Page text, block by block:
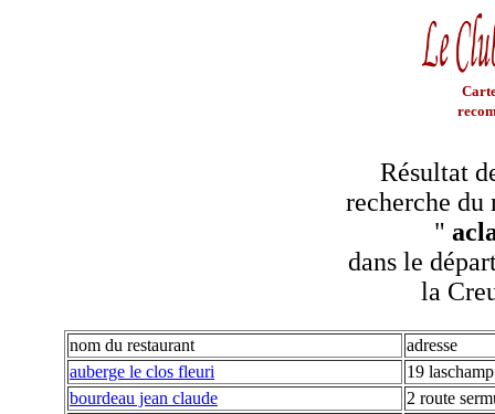
Résultat
recherche du
"
dans le
la
nom du restaurant
adresse
auberge le clos fleuri
19
bourdeau jean claude
2 route